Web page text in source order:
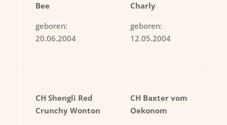
Bee
geboren:
20.06.2004
Charly
geboren:
12.05.2004
CH Shengli Red
Crunchy Wonton
CH Baxter vom
Oekonom